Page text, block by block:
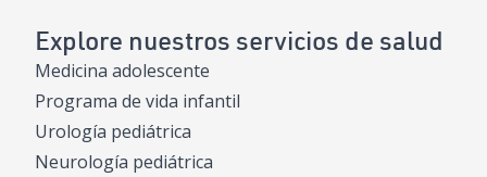
Explore nuestros servicios de salud
Medicina adolescente
Programa de vida infantil
Urología pediátrica
Neurología pediátrica